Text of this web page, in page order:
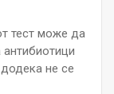
тест може да
не се